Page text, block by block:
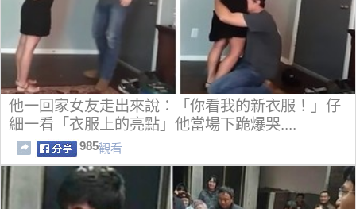
他一回家女友走出來說：「你看我的新衣服！」仔
細一看「衣服上的亮點」他當場下跪爆哭....
985觀看